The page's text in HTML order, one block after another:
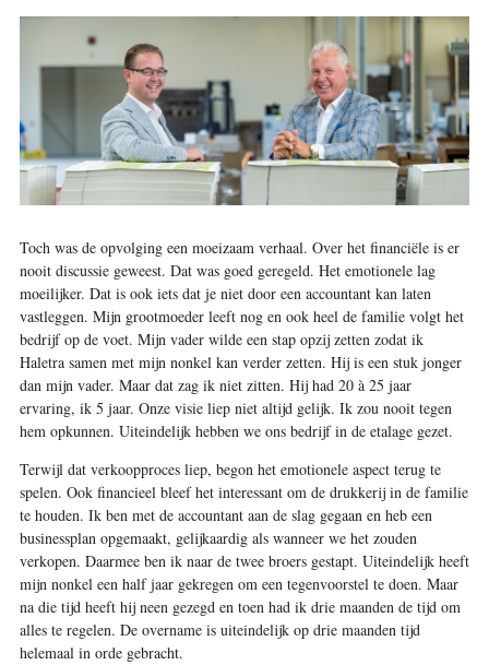
Toch was de opvolging een moeizaam verhaal. Over het financiële is er
nooit discussie geweest. Dat was goed geregeld. Het emotionele lag
moeilijker. Dat is ook iets dat je niet door een accountant kan laten
vastleggen. Mijn grootmoeder leeft nog en ook heel de familie volgt het
bedrijf op de voet. Mijn vader wilde een stap opzij zetten zodat ik
Haletra samen met mijn nonkel kan verder zetten. Hij is een stuk jonger
dan mijn vader. Maar dat zag ik niet zitten. Hij had 20 à 25 jaar
ervaring, ik 5 jaar. Onze visie liep niet altijd gelijk. Ik zou nooit tegen
hem opkunnen. Uiteindelijk hebben we ons bedrijf in de etalage gezet.
Terwijl dat verkoopproces liep, begon het emotionele aspect terug te
spelen. Ook financieel bleef het interessant om de drukkerij in de familie
te houden. Ik ben met de accountant aan de slag gegaan en heb een
businessplan opgemaakt, gelijkaardig als wanneer we het zouden
verkopen. Daarmee ben ik naar de twee broers gestapt. Uiteindelijk heeft
mijn nonkel een half jaar gekregen om een tegenvoorstel te doen. Maar
na die tijd heeft hij neen gezegd en toen had ik drie maanden de tijd om
alles te regelen. De overname is uiteindelijk op drie maanden tijd
helemaal in orde gebracht.